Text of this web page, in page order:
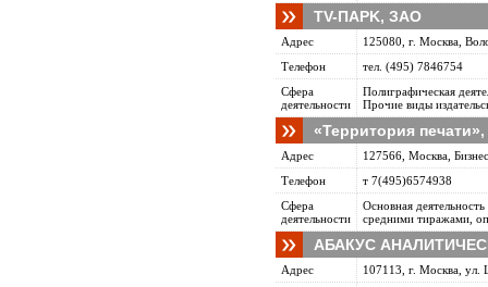
TV-ПAPK, ЗАО
Адрес
125080, г. Москва,
Телефон
тел. (495) 7846754
Сфера
деятельности
Полиграфическая
Прочие виды
«Территория
Адрес
127566, Москва,
Телефон
т 7(495)6574938
Сфера
деятельности
Основная
средними тиражами,
АБАКУС
Адрес
107113, г. Москва,